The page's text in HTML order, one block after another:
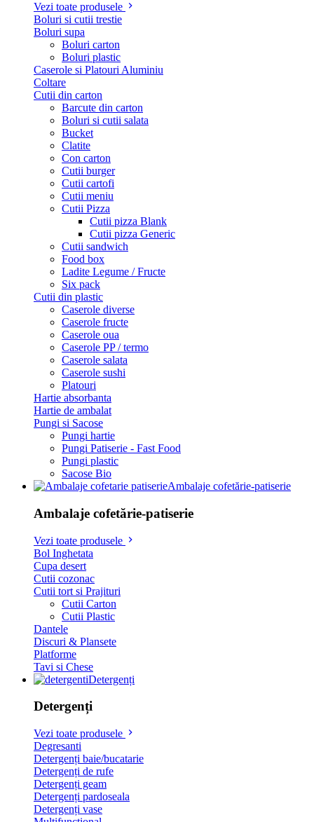
Vezi toate produsele
Boluri si cutii trestie
Boluri supa
Boluri carton
Boluri plastic
Caserole si Platouri Aluminiu
Coltare
Cutii din carton
Barcute din carton
Boluri si cutii salata
Bucket
Clatite
Con carton
Cutii burger
Cutii cartofi
Cutii meniu
Cutii Pizza
Cutii pizza Blank
Cutii pizza Generic
Cutii sandwich
Food box
Ladite Legume / Fructe
Six pack
Cutii din plastic
Caserole diverse
Caserole fructe
Caserole oua
Caserole PP / termo
Caserole salata
Caserole sushi
Platouri
Hartie absorbanta
Hartie de ambalat
Pungi si Sacose
Pungi hartie
Pungi Patiserie - Fast Food
Pungi plastic
Sacose Bio
Ambalaje cofetărie-patiserie
Ambalaje cofetărie-patiserie
Vezi toate produsele
Bol Inghetata
Cupa desert
Cutii cozonac
Cutii tort si Prajituri
Cutii Carton
Cutii Plastic
Dantele
Discuri & Plansete
Platforme
Tavi si Chese
Detergenți
Detergenți
Vezi toate produsele
Degresanti
Detergenți baie/bucatarie
Detergenți de rufe
Detergenți geam
Detergenți pardoseala
Detergenți vase